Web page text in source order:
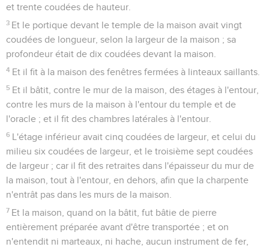
et trente coudées de hauteur.
3 Et le portique devant le temple de la maison avait vingt
coudées de longueur, selon la largeur de la maison ; sa
profondeur était de dix coudées devant la maison.
4 Et il fit à la maison des fenêtres fermées à linteaux saillants.
5 Et il bâtit, contre le mur de la maison, des étages à l'entour,
contre les murs de la maison à l'entour du temple et de
l'oracle ; et il fit des chambres latérales à l'entour.
6 L'étage inférieur avait cinq coudées de largeur, et celui du
milieu six coudées de largeur, et le troisième sept coudées
de largeur ; car il fit des retraites dans l'épaisseur du mur de
la maison, tout à l'entour, en dehors, afin que la charpente
n'entrât pas dans les murs de la maison.
7 Et la maison, quand on la bâtit, fut bâtie de pierre
entièrement préparée avant d'être transportée ; et on
n'entendit ni marteaux, ni hache, aucun instrument de fer,